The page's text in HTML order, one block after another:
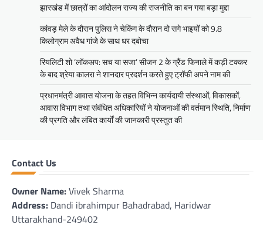
झारखंड में छात्रों का आंदोलन राज्य की राजनीति का बन गया बड़ा मुद्दा
कांवड़ मेले के दौरान पुलिस ने चेकिंग के दौरान दो सगे भाइयों को 9.8
किलोग्राम अवैध गांजे के साथ धर दबोचा
रियलिटी शो ‘लॉकअप: सच या सजा’ सीजन 2 के ग्रैंड फिनाले में कड़ी टक्कर
के बाद श्रेया कालरा ने शानदार प्रदर्शन करते हुए ट्रॉफी अपने नाम की
प्रधानमंत्री आवास योजना के तहत विभिन्न कार्यदायी संस्थाओं, विकासकों,
आवास विभाग तथा संबंधित अधिकारियों ने योजनाओं की वर्तमान स्थिति, निर्माण
की प्रगति और लंबित कार्यों की जानकारी प्रस्तुत की
Contact Us
Owner Name:Vivek Sharma
Address: Dandi ibrahimpur Bahadrabad, Haridwar
Uttarakhand-249402